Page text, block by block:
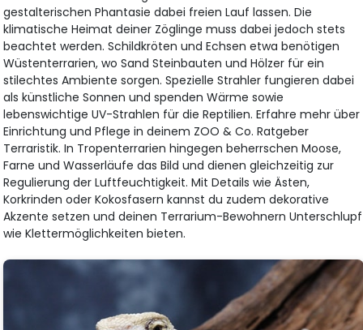
gestalterischen Phantasie dabei freien Lauf lassen. Die
klimatische Heimat deiner Zöglinge muss dabei jedoch stets
beachtet werden. Schildkröten und Echsen etwa benötigen
Wüstenterrarien, wo Sand Steinbauten und Hölzer für ein
stilechtes Ambiente sorgen. Spezielle Strahler fungieren dabei
als künstliche Sonnen und spenden Wärme sowie
lebenswichtige UV-Strahlen für die Reptilien. Erfahre mehr über
Einrichtung und Pflege in deinem ZOO & Co. Ratgeber
Terraristik. In Tropenterrarien hingegen beherrschen Moose,
Farne und Wasserläufe das Bild und dienen gleichzeitig zur
Regulierung der Luftfeuchtigkeit. Mit Details wie Ästen,
Korkrinden oder Kokosfasern kannst du zudem dekorative
Akzente setzen und deinen Terrarium-Bewohnern Unterschlupf
wie Klettermöglichkeiten bieten.